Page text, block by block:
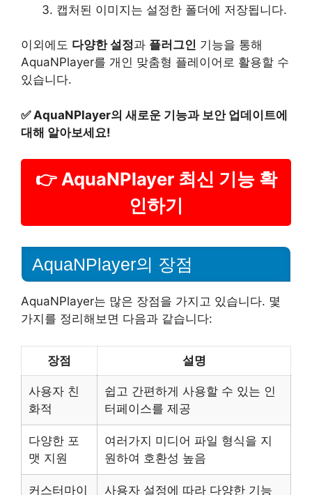
캡처된 이미지는 설정한 폴더에 저장됩니다.
이외에도 다양한 설정과 플러그인 기능을 통해
AquaNPlayer를 개인 맞춤형 플레이어로 활용할 수
있습니다.
✅ AquaNPlayer의 새로운 기능과 보안 업데이트에
대해 알아보세요!
👉 AquaNPlayer 최신 기능 확
인하기
AquaNPlayer의 장점
AquaNPlayer는 많은 장점을 가지고 있습니다. 몇
가지를 정리해보면 다음과 같습니다:
장점 설명
사용자 친
화적
쉽고 간편하게 사용할 수 있는 인
터페이스를 제공
다양한 포
맷 지원
여러가지 미디어 파일 형식을 지
원하여 호환성 높음
커스터마이
사용자 설정에 따라 다양한 기능